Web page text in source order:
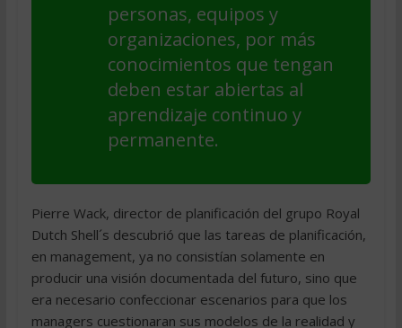
personas, equipos y
organizaciones, por más
conocimientos que tengan
deben estar abiertas al
aprendizaje continuo y
permanente.
Pierre Wack, director de planificación del grupo Royal
Dutch Shell´s descubrió que las tareas de planificación,
en management, ya no consistían solamente en
producir una visión documentada del futuro, sino que
era necesario confeccionar escenarios para que los
managers cuestionaran sus modelos de la realidad y